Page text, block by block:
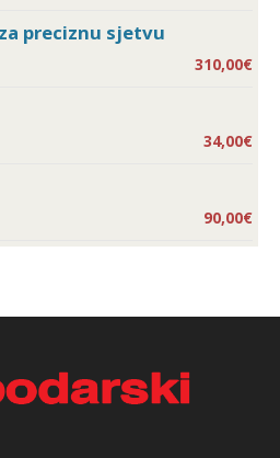
preciznu sjetvu
310,00€
34,00€
90,00€